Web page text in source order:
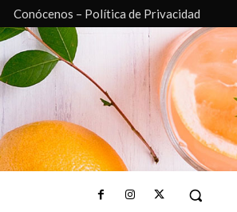
Conócenos – Política de Privacidad